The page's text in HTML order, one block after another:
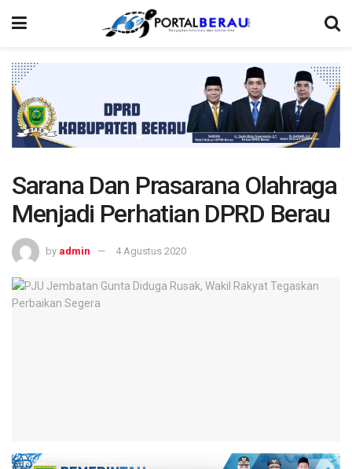
Sarana Dan Prasarana Olahraga
Menjadi Perhatian DPRD Berau
by admin 4 Agustus 2020